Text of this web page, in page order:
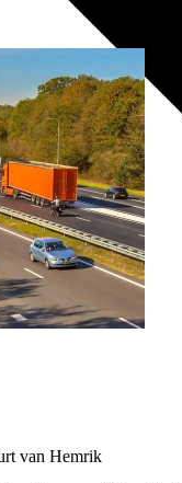
van Hemrik